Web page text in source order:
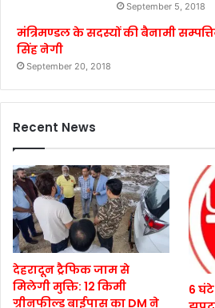
September 5, 2018
मंत्रिमण्डल के सदस्यों की बैनामी
सिंह नेगी
September 20, 2018
Recent News
देहरादून ट्रैफिक जाम से
मिलेगी मुक्ति: 12 किमी
ग्रीनफील्ड बाईपास का DM ने
6